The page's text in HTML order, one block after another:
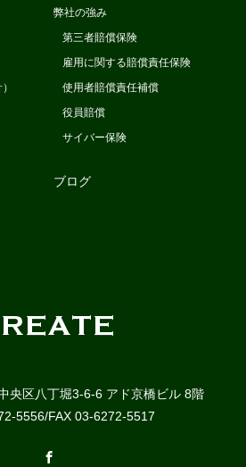
弊社の強み
第三者賠償保険
雇用に関する賠償責任保険
使用者賠償責任補償
役員賠償
サイバー保険
ブログ
央区八丁堀3-6-6 アド京橋ビル 8階
5556/FAX 03-6272-5517